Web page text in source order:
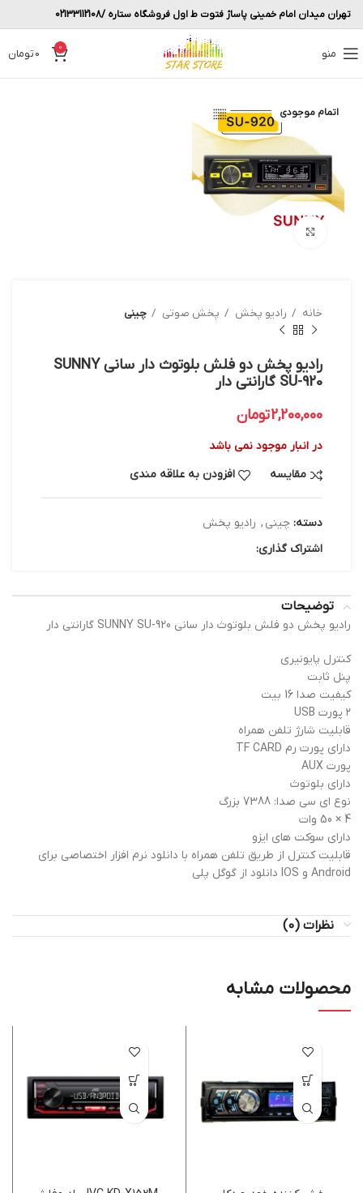
تهران میدان امام خمینی پاساژ فتوت ط اول فروشگاه ستاره /02133112108
منو 0
0تومان
اتمام موجودی
خانه رادیو پخش پخش صوتی چینی
رادیو پخش دو فلش بلوتوث دار سانی SUNNY
SU-920 گارانتی دار
2,200,000تومان
در انبار موجود نمی باشد
مقایسه
افزودن به علاقه مندی
دسته: چینی , رادیو پخش
اشتراک گذاری:
توضیحات
رادیو پخش دو فلش بلوتوث دار سانی SUNNY SU-920 گارانتی دار
کنترل پایونیری
پنل ثابت
کیفیت صدا 16 بیت
۲ پورت USB
قابلیت شارژ تلفن همراه
دارای پورت رم TF CARD
پورت AUX
دارای بلوتوث
نوع ای سی صدا: 7388 بزرگ
4 × 50 وات
دارای سوکت های ایزو
قابلیت کنترل از طریق تلفن همراه با دانلود نرم افزار اختصاصی برای
Android و IOS دانلود از گوگل پلی
نظرات (0)
محصولات مشابه